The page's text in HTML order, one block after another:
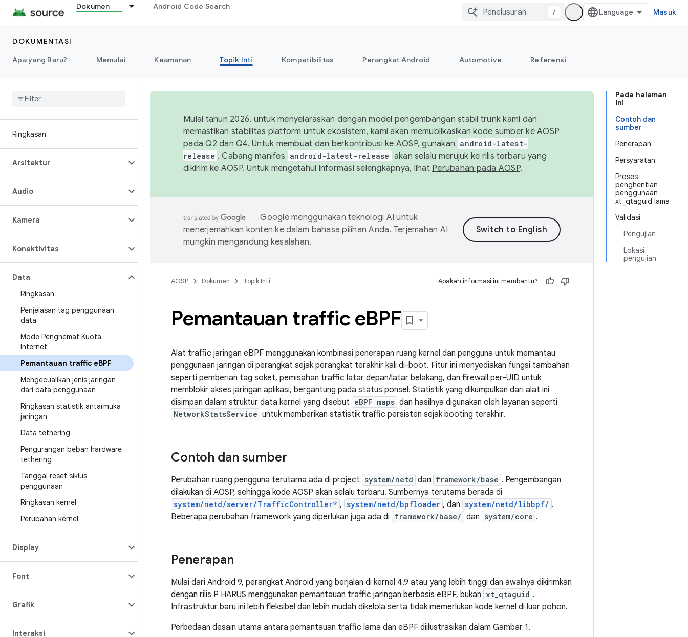
Dokumen Android Code Search
/ Masuk
DOKUMENTASI
Apa yang Baru?
Memulai Keamanan Topik Inti Kompatibilitas Perangkat Android Automotive Referensi
Ringkasan
Arsitektur
Audio
Kamera
Konektivitas
Data
Ringkasan
Penjelasan tag penggunaan
data
Mode Penghemat Kuota
Internet
Pemantauan traffic eBPF
Mengecualikan jenis jaringan
dari data penggunaan
Ringkasan statistik antarmuka
jaringan
Data tethering
Pengurangan beban hardware
tethering
Tanggal reset siklus
penggunaan
Ringkasan kernel
Perubahan kernel
Display
Font
Grafik
Interaksi
Pada halaman
ini
Contoh dan
sumber
Penerapan
Persyaratan
Proses
penghentian
penggunaan
xt_qtaguid lama
Validasi
Pengujian
Lokasi
pengujian
Mulai tahun 2026, untuk menyelaraskan dengan model pengembangan stabil trunk kami dan
memastikan stabilitas platform untuk ekosistem, kami akan memublikasikan kode sumber ke AOSP
pada Q2 dan Q4. Untuk membuat dan berkontribusi ke AOSP, gunakan android-latest-
release . Cabang manifes android-latest-release akan selalu merujuk ke rilis terbaru yang
dikirim ke AOSP. Untuk mengetahui informasi selengkapnya, lihat Perubahan pada AOSP.
Google menggunakan teknologi AI untuk
menerjemahkan konten ke dalam bahasa pilihan Anda. Terjemahan AI
mungkin mengandung kesalahan.
AOSP Dokumen Topik Inti Apakah informasi ini membantu?
Pemantauan traffic eBPF
Alat traffic jaringan eBPF menggunakan kombinasi penerapan ruang kernel dan pengguna untuk memantau
penggunaan jaringan di perangkat sejak perangkat terakhir kali di-boot. Fitur ini menyediakan fungsi tambahan
seperti pemberian tag soket, pemisahan traffic latar depan/latar belakang, dan firewall per-UID untuk
memblokir akses jaringan aplikasi, bergantung pada status ponsel. Statistik yang dikumpulkan dari alat ini
disimpan dalam struktur data kernel yang disebut eBPF maps dan hasilnya digunakan oleh layanan seperti
NetworkStatsService untuk memberikan statistik traffic persisten sejak booting terakhir.
Contoh dan sumber
Perubahan ruang pengguna terutama ada di project system/netd dan framework/base . Pengembangan
dilakukan di AOSP, sehingga kode AOSP akan selalu terbaru. Sumbernya terutama berada di
system/netd/server/TrafficController* , system/netd/bpfloader , dan system/netd/libbpf/ .
Beberapa perubahan framework yang diperlukan juga ada di framework/base/ dan system/core .
Penerapan
Mulai dari Android 9, perangkat Android yang berjalan di kernel 4.9 atau yang lebih tinggi dan awalnya dikirimkan
dengan rilis P HARUS menggunakan pemantauan traffic jaringan berbasis eBPF, bukan xt_qtaguid .
Infrastruktur baru ini lebih fleksibel dan lebih mudah dikelola serta tidak memerlukan kode kernel di luar pohon.
Perbedaan desain utama antara pemantauan traffic lama dan eBPF diilustrasikan dalam Gambar 1.